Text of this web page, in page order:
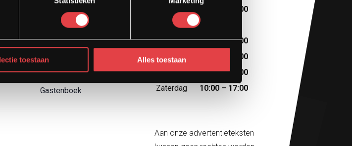
toestaan Alles toestaan
Boek een proefrit
Garantievoorwaarden
Retourbeleid
Gastenboek
10:00 – 13:00
Dinsdag
Afspraak
Woensdag
10:00 – 18:00
Donderdag
10:00 – 18:00
Vrijdag
10:00 – 18:00
Zaterdag
10:00 – 17:00
Aan onze advertentieteksten